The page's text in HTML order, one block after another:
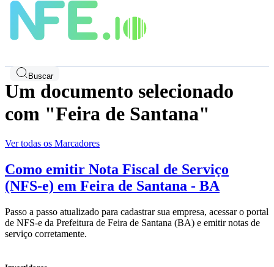
Buscar
Um documento selecionado
com "Feira de Santana"
Ver todas os Marcadores
Como emitir Nota Fiscal de Serviço
(NFS-e) em Feira de Santana - BA
Passo a passo atualizado para cadastrar sua empresa, acessar o portal
de NFS-e da Prefeitura de Feira de Santana (BA) e emitir notas de
serviço corretamente.